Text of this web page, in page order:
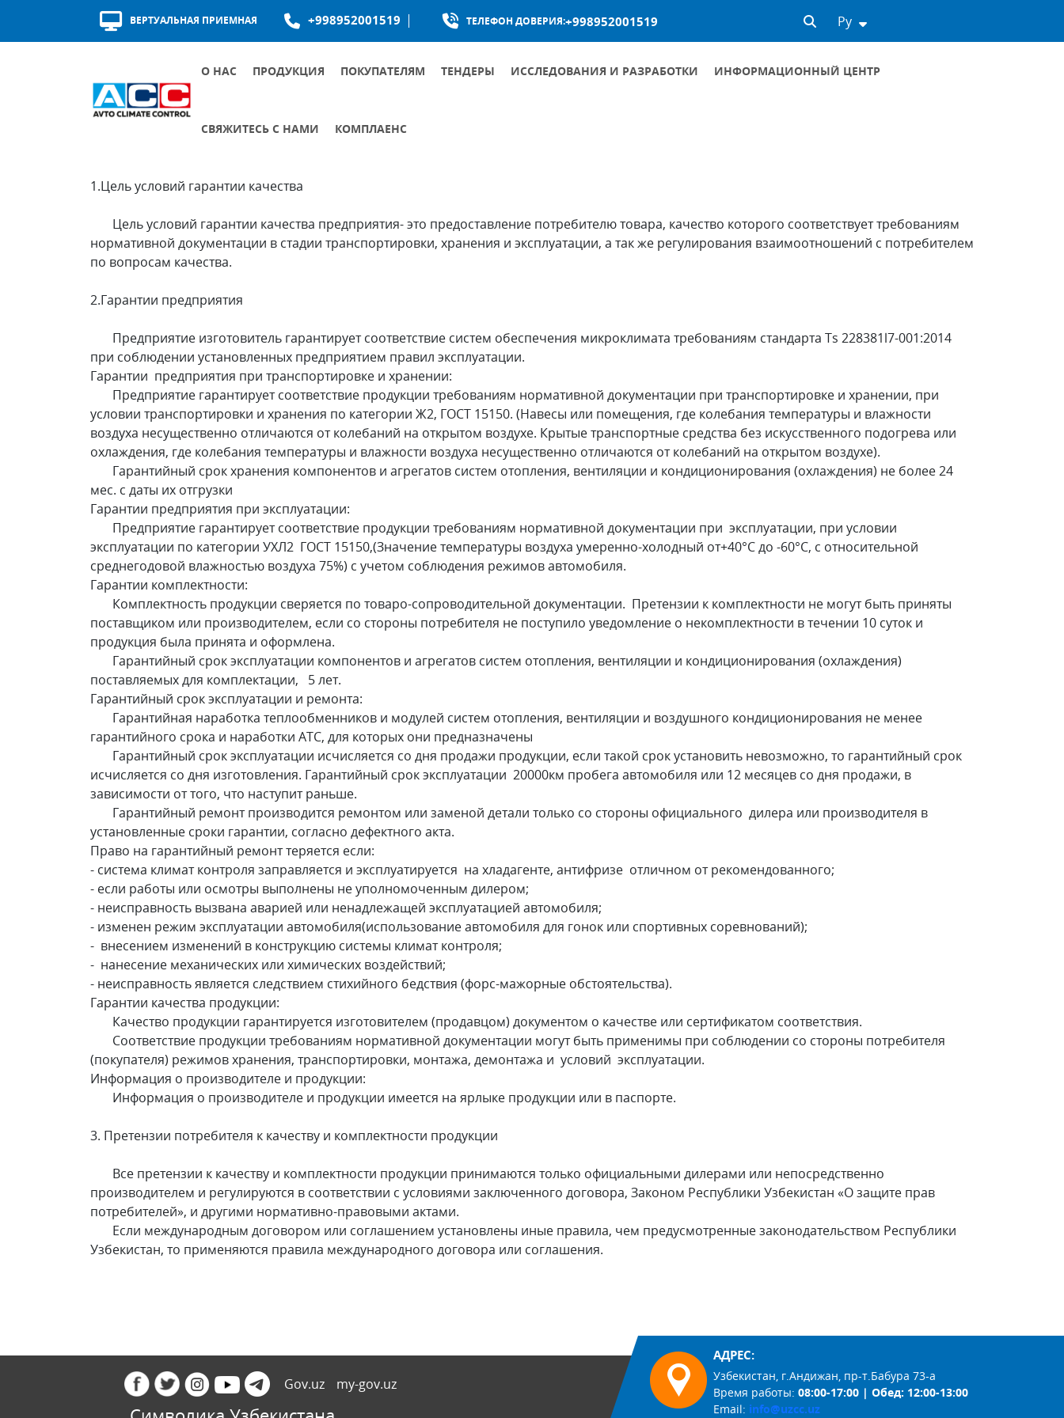
ВЕРТУАЛЬНАЯ ПРИЕМНАЯ +998952001519 ТЕЛЕФОН ДОВЕРИЯ:+998952001519 Ру
О НАС ПРОДУКЦИЯ ПОКУПАТЕЛЯМ ТЕНДЕРЫ ИССЛЕДОВАНИЯ И РАЗРАБОТКИ ИНФОРМАЦИОННЫЙ ЦЕНТР
СВЯЖИТЕСЬ С НАМИ КОМПЛАЕНСУСЛОВИЯ ГАРАНТИИ КАЧЕСТВА ПРОДУКЦИИ
1.Цель условий гарантии качества
Цель условий гарантии качества предприятия- это предоставление потребителю товара, качество которого соответствует требованиям
нормативной документации в стадии транспортировки, хранения и эксплуатации, а так же регулирования взаимоотношений с потребителем
по вопросам качества.
2.Гарантии предприятия
Предприятие изготовитель гарантирует соответствие систем обеспечения микроклимата требованиям стандарта Ts 228381l7-001:2014
при соблюдении установленных предприятием правил эксплуатации.
Гарантии предприятия при транспортировке и хранении:
Предприятие гарантирует соответствие продукции требованиям нормативной документации при транспортировке и хранении, при
условии транспортировки и хранения по категории Ж2, ГОСТ 15150. (Навесы или помещения, где колебания температуры и влажности
воздуха несущественно отличаются от колебаний на открытом воздухе. Крытые транспортные средства без искусственного подогрева или
охлаждения, где колебания температуры и влажности воздуха несущественно отличаются от колебаний на открытом воздухе).
Гарантийный срок хранения компонентов и агрегатов систем отопления, вентиляции и кондиционирования (охлаждения) не более 24
мес. c даты их отгрузки
Гарантии предприятия при эксплуатации:
Предприятие гарантирует соответствие продукции требованиям нормативной документации при эксплуатации, при условии
эксплуатации по категории УХЛ2 ГОСТ 15150,(Значение температуры воздуха умеренно-холодный от+40°С до -60°С, с относительной
среднегодовой влажностью воздуха 75%) с учетом соблюдения режимов автомобиля.
Гарантии комплектности:
Комплектность продукции сверяется по товаро-сопроводительной документации. Претензии к комплектности не могут быть приняты
поставщиком или производителем, если со стороны потребителя не поступило уведомление о некомплектности в течении 10 суток и
продукция была принята и оформлена.
Гарантийный срок эксплуатации компонентов и агрегатов систем отопления, вентиляции и кондиционирования (охлаждения)
поставляемых для комплектации, 5 лет.
Гарантийный срок эксплуатации и ремонта:
Гарантийная наработка теплообменников и модулей систем отопления, вентиляции и воздушного кондиционирования не менее
гарантийного срока и наработки АТС, для которых они предназначены
Гарантийный срок эксплуатации исчисляется со дня продажи продукции, если такой срок установить невозможно, то гарантийный срок
исчисляется со дня изготовления. Гарантийный срок эксплуатации 20000км пробега автомобиля или 12 месяцев со дня продажи, в
зависимости от того, что наступит раньше.
Гарантийный ремонт производится ремонтом или заменой детали только со стороны официального дилера или производителя в
установленные сроки гарантии, согласно дефектного акта.
Право на гарантийный ремонт теряется если:
- система климат контроля заправляется и эксплуатируется на хладагенте, антифризе отличном от рекомендованного;
- если работы или осмотры выполнены не уполномоченным дилером;
- неисправность вызвана аварией или ненадлежащей эксплуатацией автомобиля;
- изменен режим эксплуатации автомобиля(использование автомобиля для гонок или спортивных соревнований);
- внесением изменений в конструкцию системы климат контроля;
- нанесение механических или химических воздействий;
- неисправность является следствием стихийного бедствия (форс-мажорные обстоятельства).
Гарантии качества продукции:
Качество продукции гарантируется изготовителем (продавцом) документом о качестве или сертификатом соответствия.
Соответствие продукции требованиям нормативной документации могут быть применимы при соблюдении со стороны потребителя
(покупателя) режимов хранения, транспортировки, монтажа, демонтажа и условий эксплуатации.
Информация о производителе и продукции:
Информация о производителе и продукции имеется на ярлыке продукции или в паспорте.
3. Претензии потребителя к качеству и комплектности продукции
Все претензии к качеству и комплектности продукции принимаются только официальными дилерами или непосредственно
производителем и регулируются в соответствии с условиями заключенного договора, Законом Республики Узбекистан «О защите прав
потребителей», и другими нормативно-правовыми актами.
Если международным договором или соглашением установлены иные правила, чем предусмотренные законодательством Республики
Узбекистан, то применяются правила международного договора или соглашения.
Gov.uz my-gov.uz
АДРЕС:
Узбекистан, г.Андижан, пр-т.Бабура 73-а
Время работы:08:00-17:00 | Обед: 12:00-13:00
Email: info@uzcc.uz